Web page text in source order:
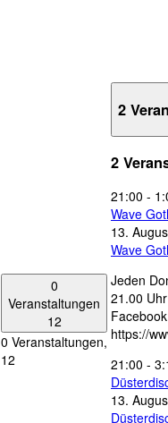
0
Veranstaltungen
12
0 Veranstaltungen,
12
2
2
21:00 -
Wave
13.
Wave
Jeden
21.00
https://
21:00 -
13.